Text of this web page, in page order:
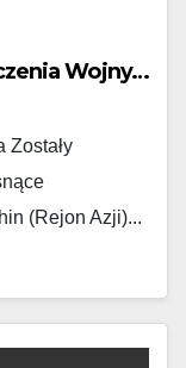
Wojny…
Zostały
(rejon Azji)...